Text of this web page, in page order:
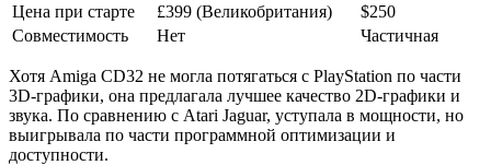
Цена при старте
£399 (Великобритания)
$250
Совместимость
Нет Частичная
Хотя Amiga CD32 не могла потягаться с PlayStation по части
3D-графики, она предлагала лучшее качество 2D-графики и
звука. По сравнению с Atari Jaguar, уступала в мощности, но
выигрывала по части программной оптимизации и
доступности.